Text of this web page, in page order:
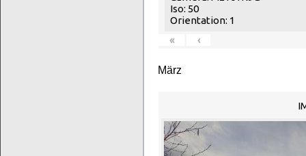
Iso: 50
Orientation: 1
«
‹
März